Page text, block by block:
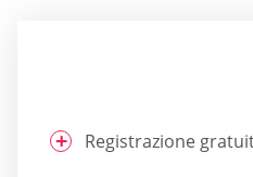
Registrazione